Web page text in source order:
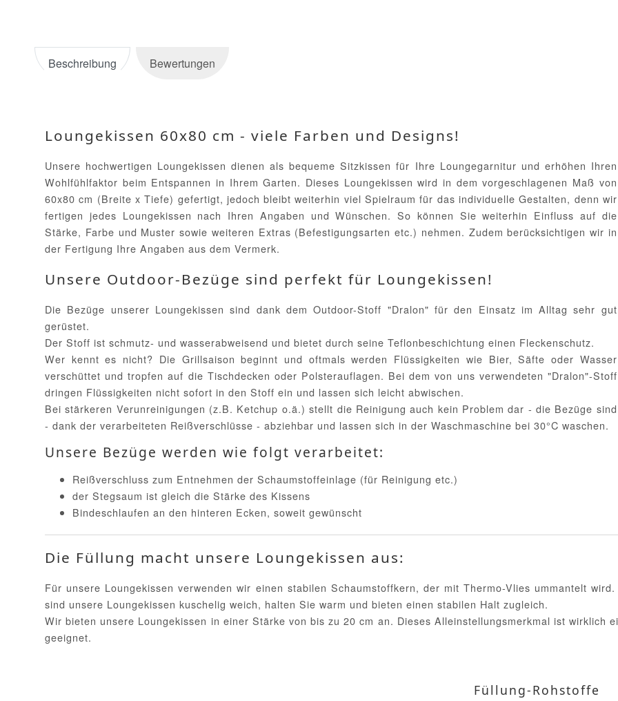
Beschreibung Bewertungen
Loungekissen 60x80 cm - viele Farben und Designs!
Unsere hochwertigen Loungekissen dienen als bequeme Sitzkissen für Ihre Loungegarnitur und erhöhen Ihren
Wohlfühlfaktor beim Entspannen in Ihrem Garten. Dieses Loungekissen wird in dem vorgeschlagenen Maß von
60x80 cm (Breite x Tiefe) gefertigt, jedoch bleibt weiterhin viel Spielraum für das individuelle Gestalten, denn wir
fertigen jedes Loungekissen nach Ihren Angaben und Wünschen. So können Sie weiterhin Einfluss auf die
Stärke, Farbe und Muster sowie weiteren Extras (Befestigungsarten etc.) nehmen. Zudem berücksichtigen wir in
der Fertigung Ihre Angaben aus dem Vermerk.
Unsere Outdoor-Bezüge sind perfekt für Loungekissen!
Die Bezüge unserer Loungekissen sind dank dem Outdoor-Stoff "Dralon" für den Einsatz im Alltag sehr gut
gerüstet.
Der Stoff ist schmutz- und wasserabweisend und bietet durch seine Teflonbeschichtung einen Fleckenschutz.
Wer kennt es nicht? Die Grillsaison beginnt und oftmals werden Flüssigkeiten wie Bier, Säfte oder Wasser
verschüttet und tropfen auf die Tischdecken oder Polsterauflagen. Bei dem von uns verwendeten "Dralon"-Stoff
dringen Flüssigkeiten nicht sofort in den Stoff ein und lassen sich leicht abwischen.
Bei stärkeren Verunreinigungen (z.B. Ketchup o.ä.) stellt die Reinigung auch kein Problem dar - die Bezüge sind
- dank der verarbeiteten Reißverschlüsse - abziehbar und lassen sich in der Waschmaschine bei 30°C waschen.
Unsere Bezüge werden wie folgt verarbeitet:
Reißverschluss zum Entnehmen der Schaumstoffeinlage (für Reinigung etc.)
der Stegsaum ist gleich die Stärke des Kissens
Bindeschlaufen an den hinteren Ecken, soweit gewünscht
Die Füllung macht unsere Loungekissen aus:
Für unsere Loungekissen verwenden wir einen stabilen Schaumstoffkern, der mit Thermo-Vlies ummantelt
sind unsere Loungekissen kuschelig weich, halten Sie warm und bieten einen stabilen Halt zugleich.
Wir bieten unsere Loungekissen in einer Stärke von bis zu 20 cm an. Dieses Alleinstellungsmerkmal ist wirklich
geeignet.
Füllung-Rohstoffe